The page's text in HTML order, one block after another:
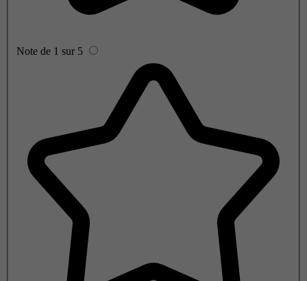
Note de 1 sur 5